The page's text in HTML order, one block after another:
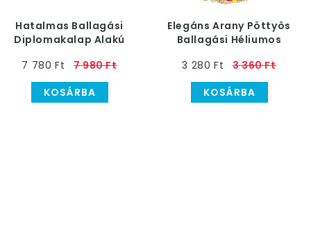
Hatalmas Ballagási
Diplomakalap Alakú
7 780 Ft
7 980 Ft
KOSÁRBA
Elegáns Arany Pöttyös
Ballagási Héliumos
3 280 Ft
3 360 Ft
KOSÁRBA